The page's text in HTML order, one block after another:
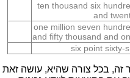
ten thousand six
and
one million seven
and fifty thousand and
six point sixty-
זה, בכל צורה שהיא, עושה זאת